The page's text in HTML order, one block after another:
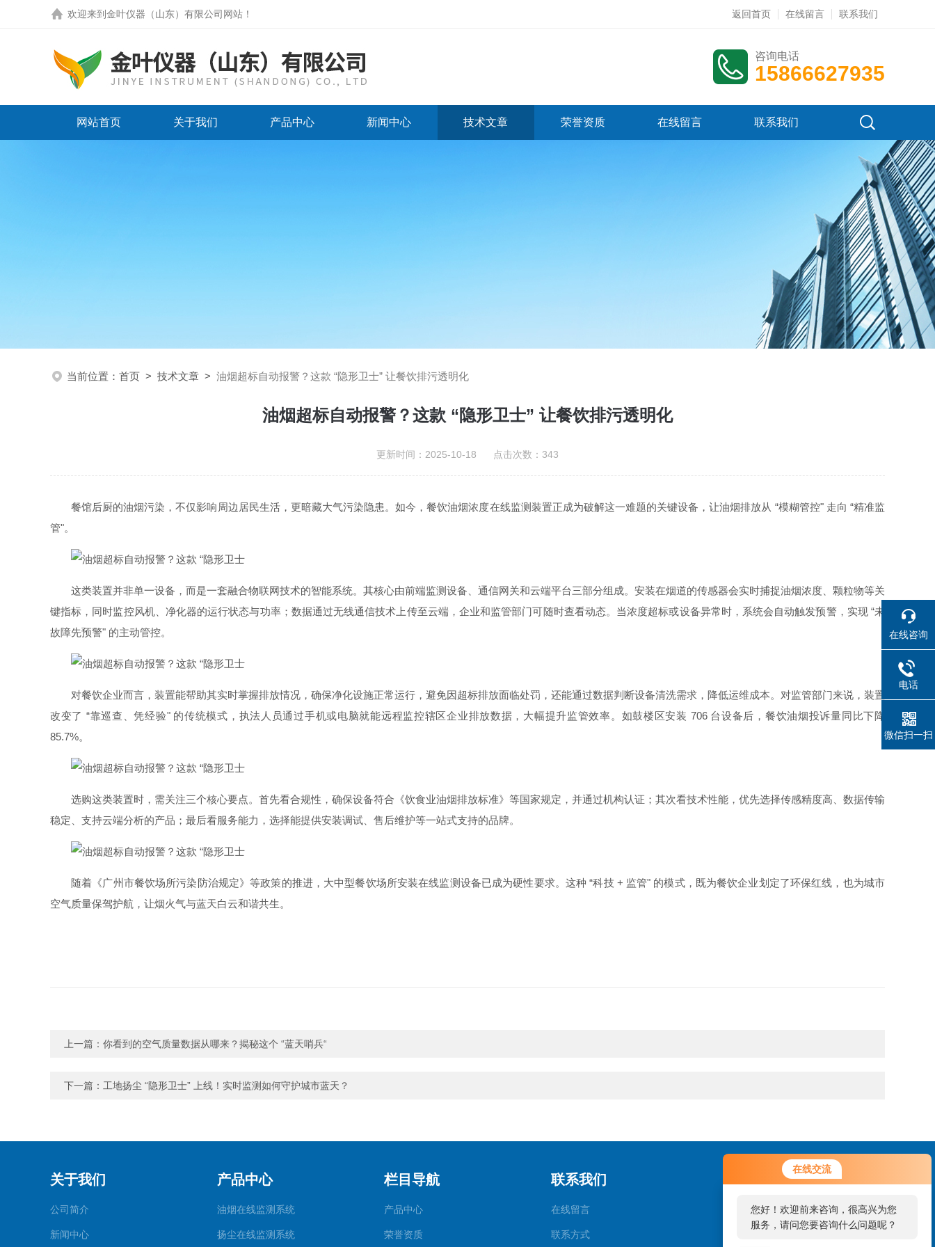
在线交流
您好！欢迎前来咨询，很高兴为您
服务，请问您要咨询什么问题呢？
您好，看您停留很久了，是否找到
了需求产品，您可以直接在线与我
欢迎来到 金叶仪器（山东）有限公司网站 ！ 返回首页 在线留言 联系我们
咨询电话
15866627935
网站首页 关于我们 产品中心 新闻中心 技术文章 荣誉资质 在线留言 联系我们
当前位置： 首页 > 技术文章 > 油烟超标自动报警？这款 “隐形卫士” 让餐饮排污透明化
油烟超标自动报警？这款 “隐形卫士” 让餐饮排污透明化
更新时间：2025-10-18 点击次数：343
餐馆后厨的油烟污染，不仅影响周边居民生活，更暗藏大气污染隐患。如今，餐饮油烟浓度在线监测装置正成为破解这一难题的关键设备，让油烟排放从 “模糊管控" 走向 “精准监
管"。
这类装置并非单一设备，而是一套融合物联网技术的智能系统。其核心由前端监测设备、通信网关和云端平台三部分组成。安装在烟道的传感器会实时捕捉油烟浓度、颗粒物等关
键指标，同时监控风机、净化器的运行状态与功率；数据通过无线通信技术上传至云端，企业和监管部门可随时查看动态。当浓度超标或设备异常时，系统会自动触发预警，实现 “未
故障先预警" 的主动管控。
对餐饮企业而言，装置能帮助其实时掌握排放情况，确保净化设施正常运行，避免因超标排放面临处罚，还能通过数据判断设备清洗需求，降低运维成本。对监管部门来说，装置
改变了 “靠巡查、凭经验" 的传统模式，执法人员通过手机或电脑就能远程监控辖区企业排放数据，大幅提升监管效率。如鼓楼区安装 706 台设备后，餐饮油烟投诉量同比下降
85.7%。
选购这类装置时，需关注三个核心要点。首先看合规性，确保设备符合《饮食业油烟排放标准》等国家规定，并通过机构认证；其次看技术性能，优先选择传感精度高、数据传输
稳定、支持云端分析的产品；最后看服务能力，选择能提供安装调试、售后维护等一站式支持的品牌。
随着《广州市餐饮场所污染防治规定》等政策的推进，大中型餐饮场所安装在线监测设备已成为硬性要求。这种 “科技 + 监管" 的模式，既为餐饮企业划定了环保红线，也为城市
空气质量保驾护航，让烟火气与蓝天白云和谐共生。
上一篇： 你看到的空气质量数据从哪来？揭秘这个 “蓝天哨兵“
下一篇： 工地扬尘 “隐形卫士” 上线！实时监测如何守护城市蓝天？
关于我们
公司简介
新闻中心
产品中心
油烟在线监测系统
扬尘在线监测系统
栏目导航
产品中心
荣誉资质
联系我们
在线留言
联系方式
在线咨询
电话
微信扫一扫